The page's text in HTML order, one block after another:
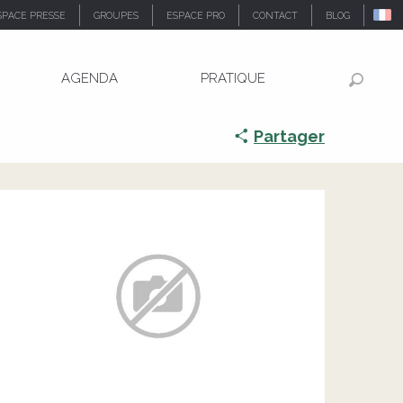
PRESSE GROUPES ESPACE PRO CONTACT BLOG
AGENDA PRATIQUE
Partager